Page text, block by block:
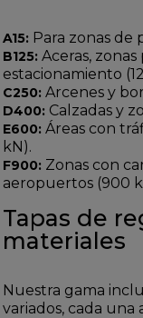
A15: Para zonas de
B125: Aceras,
estacionamiento
C250: Arcenes y
D400: Calzadas y
E600: Áreas con
kN).
F900: Zonas con
aeropuertos (900
Tapas de
materiales
Nuestra gama
variados, cada una